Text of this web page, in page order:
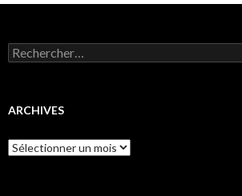
Rechercher :
ARCHIVES
Archives